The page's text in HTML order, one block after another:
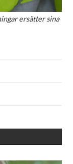
ersätter sina